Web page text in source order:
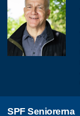
SPF Seniorerna